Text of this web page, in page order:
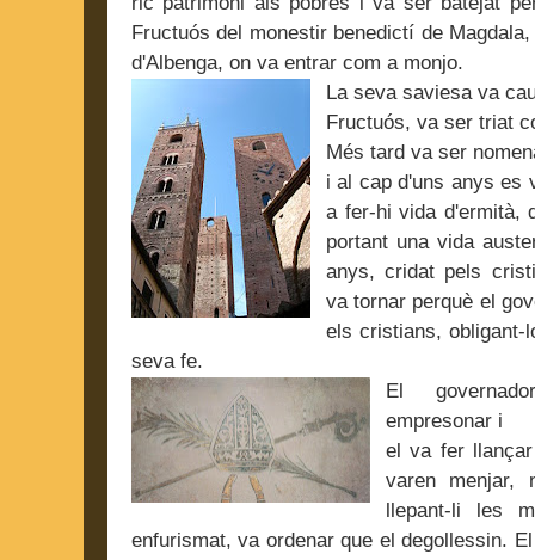
Fructuós del monestir benedictí de
d'Albenga, on va entrar com a monjo.
La seva saviesa va
Fructuós, va ser triat
Més tard va ser
i al cap d'uns anys es
a fer-hi vida d'ermità,
portant una vida
anys, cridat pels
va tornar perquè el
els cristians, obligant-
seva fe.
El
empresonar i
el va fer
varen menjar,
llepant-li les
enfurismat, va ordenar que el degollessin.